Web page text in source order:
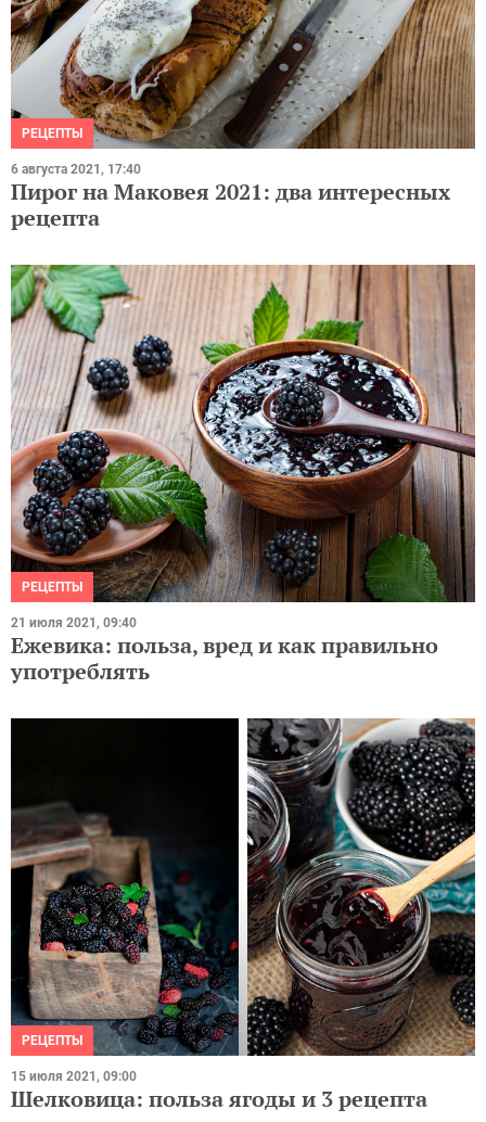
РЕЦЕПТЫ
6 августа 2021, 17:40
Пирог на Маковея 2021: два интересных
рецепта
РЕЦЕПТЫ
21 июля 2021, 09:40
Ежевика: польза, вред и как правильно
употреблять
РЕЦЕПТЫ
15 июля 2021, 09:00
Шелковица: польза ягоды и 3 рецепта